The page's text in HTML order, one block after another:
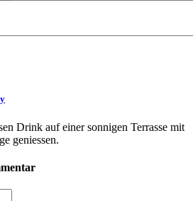
Drink auf einer sonnigen Terrasse mit
geniessen.